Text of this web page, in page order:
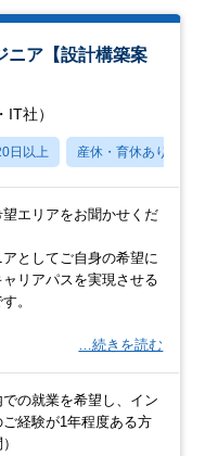
ニア【設計構築案
社）
日以上 産休・育休あり
エリアをお聞かせくだ
としてご自身の希望に
リアパスを実現させる
。
…続きを読む
の就業を希望し、イン
経験が1年程度ある方